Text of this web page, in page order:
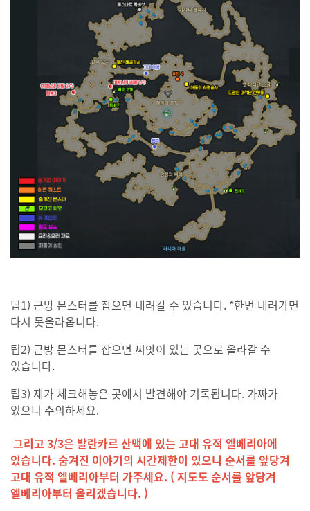
팁1) 근방 몬스터를 잡으면 내려갈 수 있습니다. *한번 내려가면
다시 못올라옵니다.
팁2) 근방 몬스터를 잡으면 씨앗이 있는 곳으로 올라갈 수
있습니다.
팁3) 제가 체크해놓은 곳에서 발견해야 기록됩니다. 가짜가
있으니 주의하세요.
그리고 3/3은 발란카르 산맥에 있는 고대 유적 엘베리아에
있습니다. 숨겨진 이야기의 시간제한이 있으니 순서를 앞당겨
고대 유적 엘베리아부터 가주세요. ( 지도도 순서를 앞당겨
엘베리아부터 올리겠습니다. )